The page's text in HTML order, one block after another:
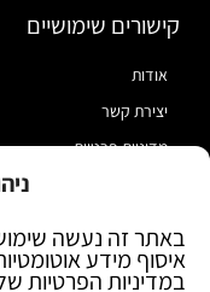
באתר זה נעשה שימוש
איסוף מידע
במדיניות
קישורים שימושיים
אודות
יצירת קשר
מדיניות פרטיות
בלוג